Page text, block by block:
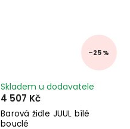
–25 %
Barová židle JUUL bílé
bouclé
Skladem u dodavatele
4 507 Kč